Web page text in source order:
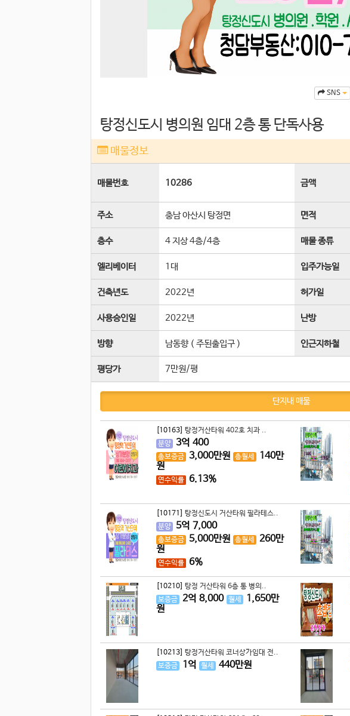
SNS
탕정신도시 병의원 임대 2층 통 단독사용
매물정보
매물번호 10286 금액
주소 충남 아산시 탕정면 면적
층수 4 지상 4층/4층 매물 종류
엘리베이터 1 대 입주가능일
건축년도 2022년 허가일
사용승인일 2022년 난방
방향 남동향 ( 주된출입구 ) 인근지하철
평당가 7만원/평
단지내 매물
[10163] 탕정거산타워 402호 치과 ..
분양
3억 400
총보증금 3,000만원 총월세 140만
원
연수익률 6.13%
[10171]
탕정신도시 거산타워 필라테스..
분양
5억 7,000
총보증금 5,000만원 총월세 260만
원
연수익률 6%
[10210] 탕정 거산타워 6층 통 병의..
보증금 2억 8,000 월세 1,650만
원
[10213] 탕정거산타워 코너상가임대 전..
보증금
1억 월세 440만원